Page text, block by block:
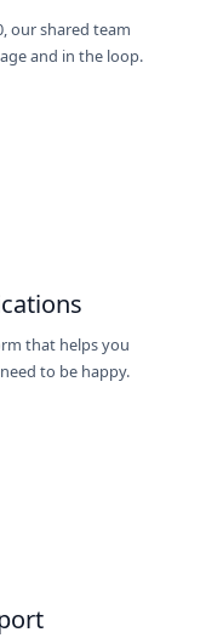
our shared team
and in the loop.
that helps you
to be happy.